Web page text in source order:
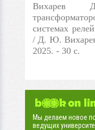
Вихарев
системах
/ Д. Ю.
2025. - 30 с.
Мы делаем новое
ведущих